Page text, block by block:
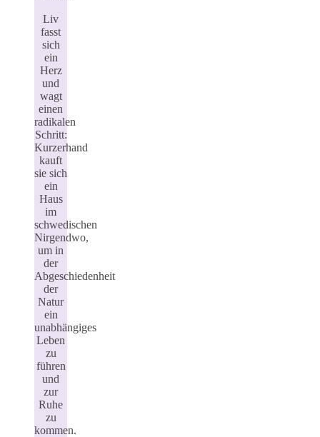
Liv
fasst
sich
ein
Herz
und
wagt
einen
radikalen
Schritt:
Kurzerhand
kauft
sie sich
ein
Haus
im
schwedischen
Nirgendwo,
um in
der
Abgeschiedenheit
der
Natur
ein
unabhängiges
Leben
zu
führen
und
zur
Ruhe
zu
kommen.